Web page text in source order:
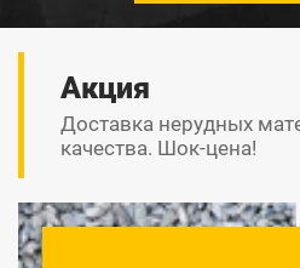
Акция
Доставка нерудных
качества. Шок-цена!